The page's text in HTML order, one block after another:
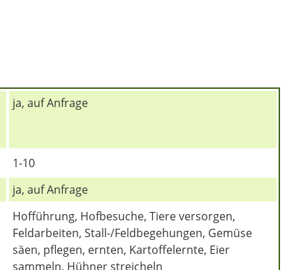
ja, auf Anfrage
1-10
ja, auf Anfrage
Hofführung, Hofbesuche, Tiere versorgen,
Feldarbeiten, Stall-/Feldbegehungen, Gemüse
säen, pflegen, ernten, Kartoffelernte, Eier
sammeln, Hühner streicheln